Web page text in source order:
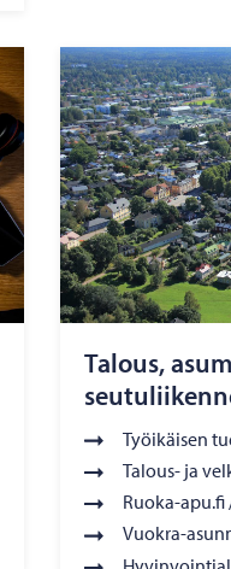
Talous,
Työikäisen
Talous- ja
Ruoka-
Vuokra-